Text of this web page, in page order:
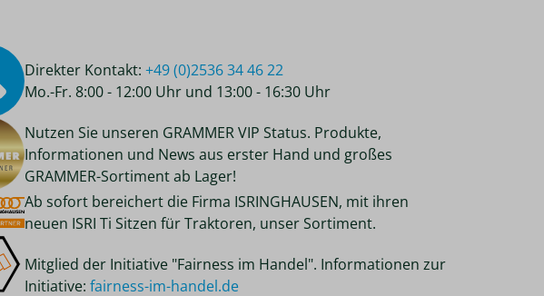
Direkter Kontakt: +49 (0)2536 34 46 22
Mo.-Fr. 8:00 - 12:00 Uhr und 13:00 - 16:30 Uhr
Nutzen Sie unseren GRAMMER VIP Status. Produkte,
Informationen und News aus erster Hand und großes
GRAMMER-Sortiment ab Lager!
Ab sofort bereichert die Firma ISRINGHAUSEN, mit ihren
neuen ISRI Ti Sitzen für Traktoren, unser Sortiment.
Mitglied der Initiative "Fairness im Handel". Informationen zur
Initiative: fairness-im-handel.de